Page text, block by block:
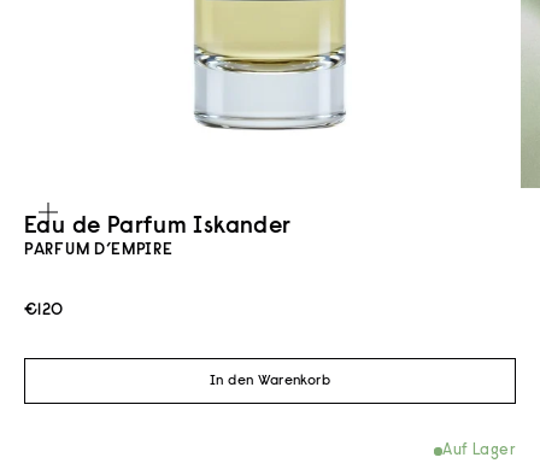
Eau de Parfum Iskander
PARFUM D’EMPIRE
Angebot
€120
In den Warenkorb
Auf Lager